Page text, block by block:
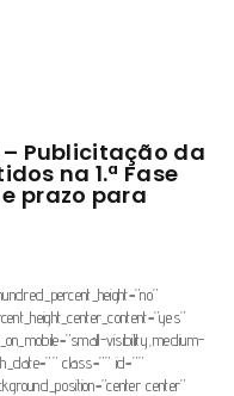
– Publicitação da
na 1.ª Fase
prazo para
visibility,medium-
class=”” id=””
center”